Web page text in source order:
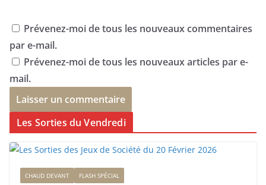
Prévenez-moi de tous les nouveaux commentaires
par e-mail.
Prévenez-moi de tous les nouveaux articles par e-
mail.
Les Sorties du Vendredi
CHAUD DEVANT FLASH SPÉCIAL